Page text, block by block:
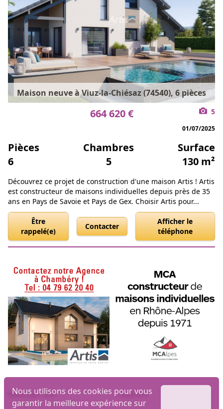
Maison neuve à Viuz-la-Chiésaz (74540), 6 pièces
664 620 € 5
01/07/2025
Pièces
6
Chambres
5
Surface
130 m²
Découvrez ce projet de construction d'une maison Artis ! Artis
est constructeur de maisons individuelles depuis près de 35
ans en Pays de Savoie et Pays de Gex. Choisir Artis pour...
Être
rappelé(e)
Contacter
Afficher le
téléphone
Nous utilisons des cookies pour vous
garantir la meilleure expérience sur
Biens par ville Maisons